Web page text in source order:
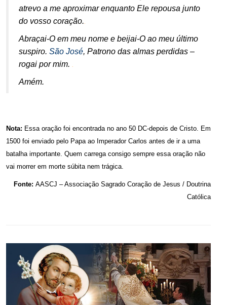
atrevo a me aproximar enquanto Ele repousa junto
do vosso coração.
Abraçai-O em meu nome e beijai-O ao meu último
suspiro. São José, Patrono das almas perdidas –
rogai por mim.
Amém.
Nota: Essa oração foi encontrada no ano 50 DC-depois de Cristo. Em
1500 foi enviado pelo Papa ao Imperador Carlos antes de ir a uma
batalha importante. Quem carrega consigo sempre essa oração não
vai morrer em morte súbita nem trágica.
Fonte: AASCJ – Associação Sagrado Coração de Jesus / Doutrina
Católica